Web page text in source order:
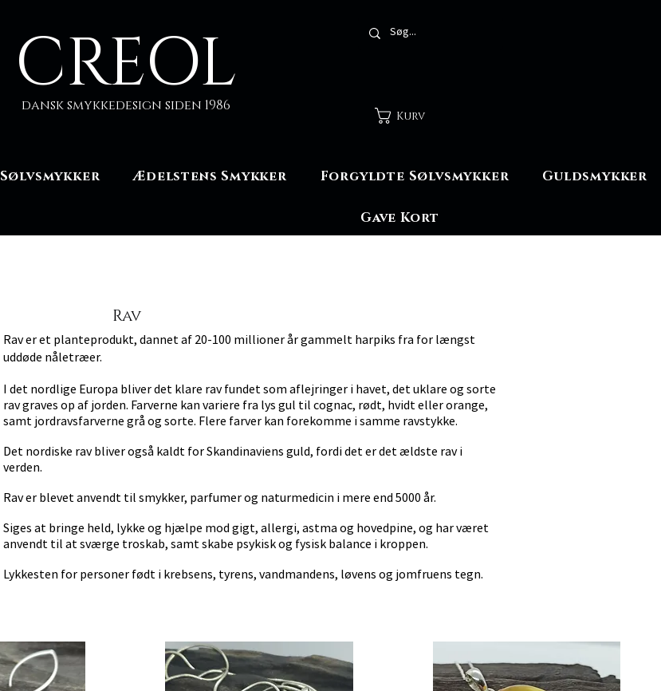
CREOL
dansk smykkedesign siden 1986
Kurv
Sølvsmykker Ædelstens Smykker Forgyldte Sølvsmykker Guldsmykker
Gave Kort
Rav
Rav er et planteprodukt, dannet af 20-100 millioner år gammelt harpiks fra for længst
uddøde nåletræer.
I det nordlige Europa bliver det klare rav fundet som aflejringer i havet, det uklare og sorte
rav graves op af jorden. Farverne kan variere fra lys gul til cognac, rødt, hvidt eller orange,
samt jordravsfarverne grå og sorte. Flere farver kan forekomme i samme ravstykke.
Det nordiske rav bliver også kaldt for Skandinaviens guld, fordi det er det ældste rav i
verden.
Rav er blevet anvendt til smykker, parfumer og naturmedicin i mere end 5000 år.
Siges at bringe held, lykke og hjælpe mod gigt, allergi, astma og hovedpine, og har været
anvendt til at sværge troskab, samt skabe psykisk og fysisk balance i kroppen.
Lykkesten for personer født i krebsens, tyrens, vandmandens, løvens og jomfruens tegn.